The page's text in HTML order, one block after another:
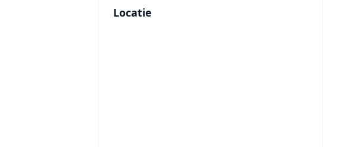
Locatie